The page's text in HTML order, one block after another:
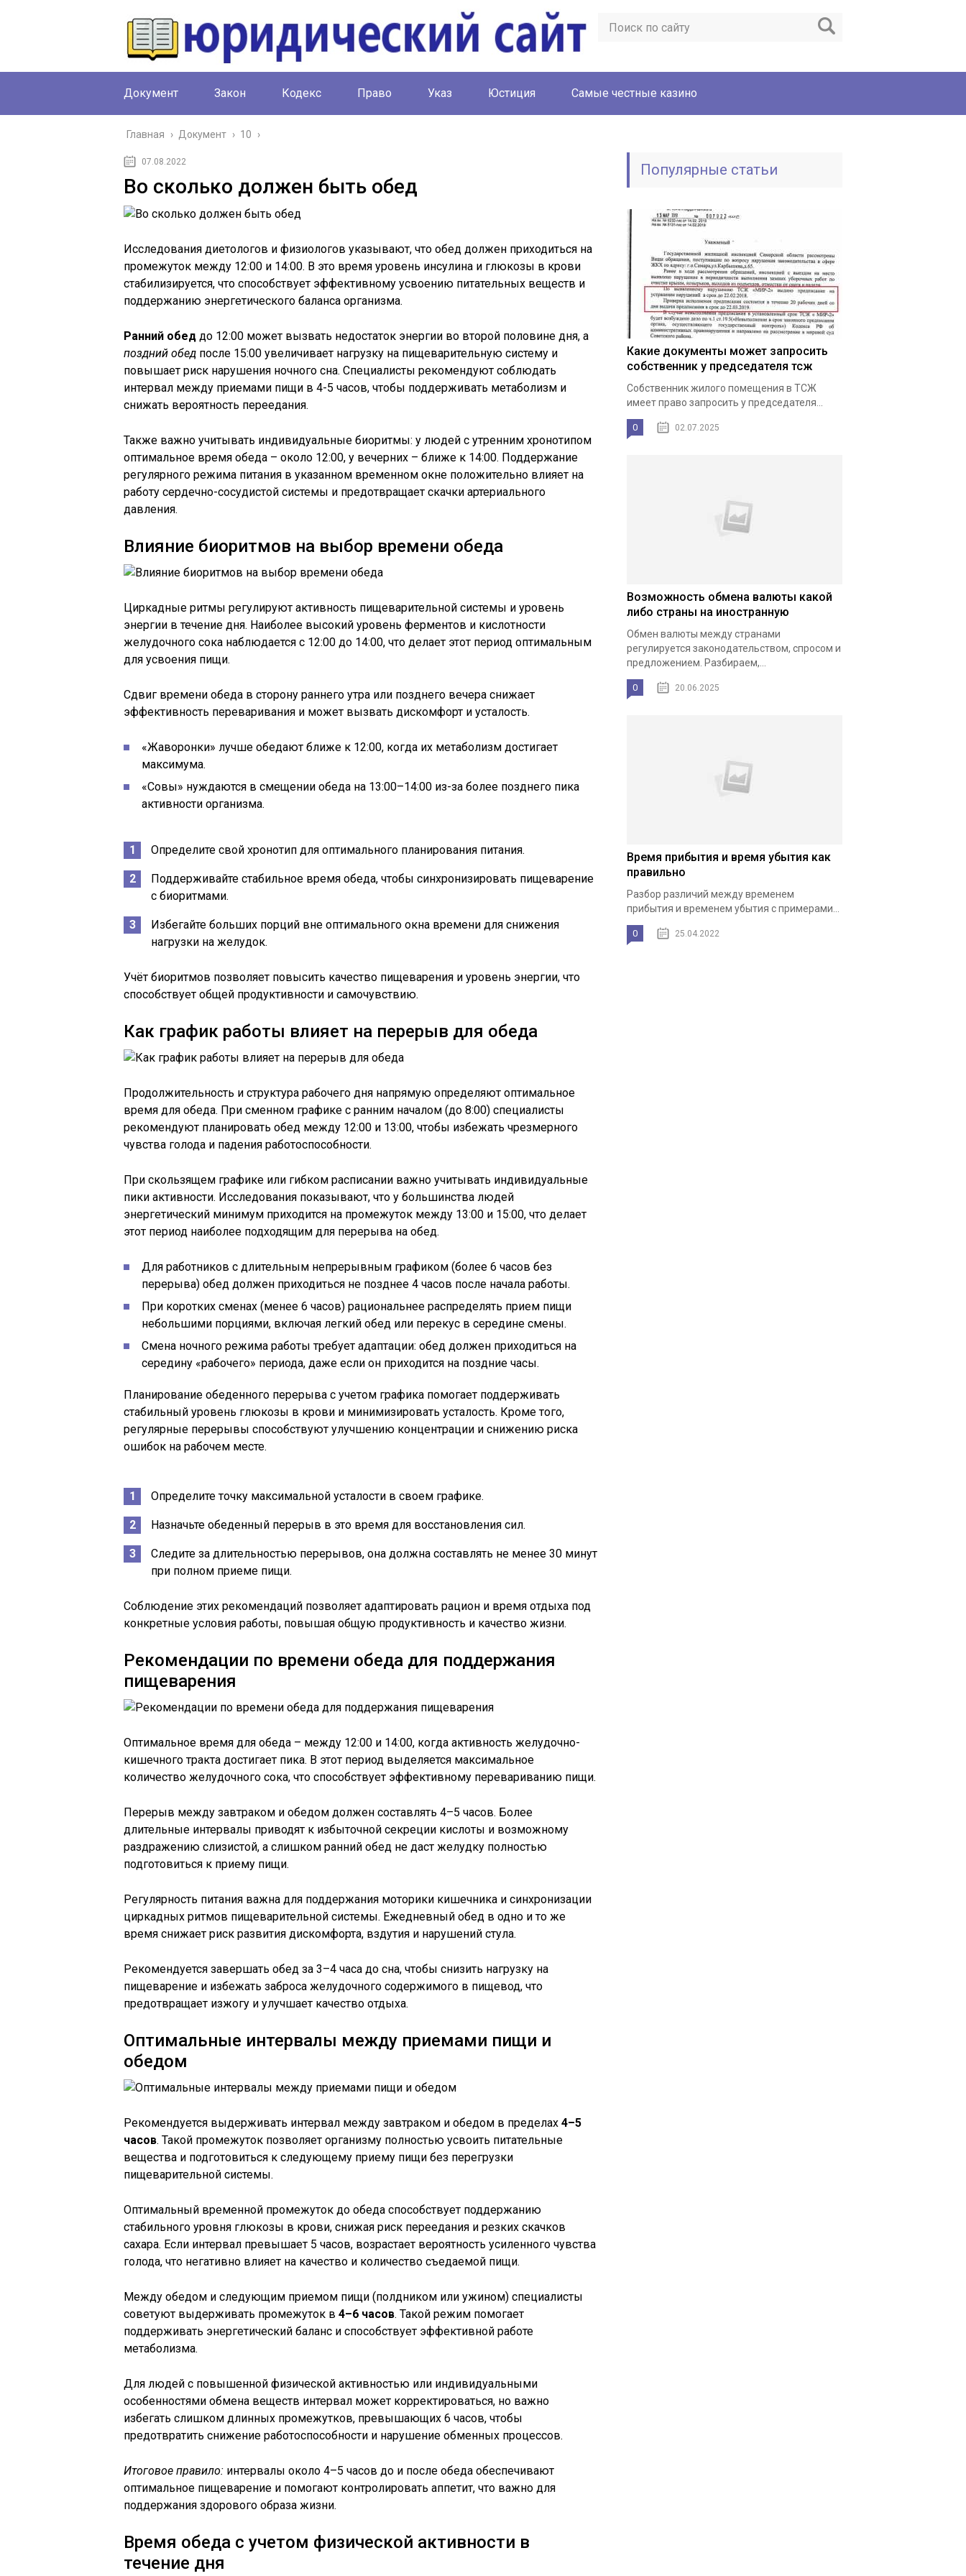
Документ Закон Кодекс Право Указ Юстиция Cамые честные казино
Главная › Документ › 10 ›
07.08.2022
Во сколько должен быть обед
Исследования диетологов и физиологов указывают, что обед должен приходиться на
промежуток между 12:00 и 14:00. В это время уровень инсулина и глюкозы в крови
стабилизируется, что способствует эффективному усвоению питательных веществ и
поддержанию энергетического баланса организма.
Ранний обед до 12:00 может вызвать недостаток энергии во второй половине дня, а
поздний обед после 15:00 увеличивает нагрузку на пищеварительную систему и
повышает риск нарушения ночного сна. Специалисты рекомендуют соблюдать
интервал между приемами пищи в 4-5 часов, чтобы поддерживать метаболизм и
снижать вероятность переедания.
Также важно учитывать индивидуальные биоритмы: у людей с утренним хронотипом
оптимальное время обеда – около 12:00, у вечерних – ближе к 14:00. Поддержание
регулярного режима питания в указанном временном окне положительно влияет на
работу сердечно-сосудистой системы и предотвращает скачки артериального
давления.
Влияние биоритмов на выбор времени обеда
Циркадные ритмы регулируют активность пищеварительной системы и уровень
энергии в течение дня. Наиболее высокий уровень ферментов и кислотности
желудочного сока наблюдается с 12:00 до 14:00, что делает этот период оптимальным
для усвоения пищи.
Сдвиг времени обеда в сторону раннего утра или позднего вечера снижает
эффективность переваривания и может вызвать дискомфорт и усталость.
«Жаворонки» лучше обедают ближе к 12:00, когда их метаболизм достигает
максимума.
«Совы» нуждаются в смещении обеда на 13:00–14:00 из-за более позднего пика
активности организма.
Определите свой хронотип для оптимального планирования питания.
Поддерживайте стабильное время обеда, чтобы синхронизировать пищеварение
с биоритмами.
Избегайте больших порций вне оптимального окна времени для снижения
нагрузки на желудок.
Учёт биоритмов позволяет повысить качество пищеварения и уровень энергии, что
способствует общей продуктивности и самочувствию.
Как график работы влияет на перерыв для обеда
Продолжительность и структура рабочего дня напрямую определяют оптимальное
время для обеда. При сменном графике с ранним началом (до 8:00) специалисты
рекомендуют планировать обед между 12:00 и 13:00, чтобы избежать чрезмерного
чувства голода и падения работоспособности.
При скользящем графике или гибком расписании важно учитывать индивидуальные
пики активности. Исследования показывают, что у большинства людей
энергетический минимум приходится на промежуток между 13:00 и 15:00, что делает
этот период наиболее подходящим для перерыва на обед.
Для работников с длительным непрерывным графиком (более 6 часов без
перерыва) обед должен приходиться не позднее 4 часов после начала работы.
При коротких сменах (менее 6 часов) рациональнее распределять прием пищи
небольшими порциями, включая легкий обед или перекус в середине смены.
Смена ночного режима работы требует адаптации: обед должен приходиться на
середину «рабочего» периода, даже если он приходится на поздние часы.
Планирование обеденного перерыва с учетом графика помогает поддерживать
стабильный уровень глюкозы в крови и минимизировать усталость. Кроме того,
регулярные перерывы способствуют улучшению концентрации и снижению риска
ошибок на рабочем месте.
Определите точку максимальной усталости в своем графике.
Назначьте обеденный перерыв в это время для восстановления сил.
Следите за длительностью перерывов, она должна составлять не менее 30 минут
при полном приеме пищи.
Соблюдение этих рекомендаций позволяет адаптировать рацион и время отдыха под
конкретные условия работы, повышая общую продуктивность и качество жизни.
Рекомендации по времени обеда для поддержания
пищеварения
Оптимальное время для обеда – между 12:00 и 14:00, когда активность желудочно-
кишечного тракта достигает пика. В этот период выделяется максимальное
количество желудочного сока, что способствует эффективному перевариванию пищи.
Перерыв между завтраком и обедом должен составлять 4–5 часов. Более
длительные интервалы приводят к избыточной секреции кислоты и возможному
раздражению слизистой, а слишком ранний обед не даст желудку полностью
подготовиться к приему пищи.
Регулярность питания важна для поддержания моторики кишечника и синхронизации
циркадных ритмов пищеварительной системы. Ежедневный обед в одно и то же
время снижает риск развития дискомфорта, вздутия и нарушений стула.
Рекомендуется завершать обед за 3–4 часа до сна, чтобы снизить нагрузку на
пищеварение и избежать заброса желудочного содержимого в пищевод, что
предотвращает изжогу и улучшает качество отдыха.
Оптимальные интервалы между приемами пищи и
обедом
Рекомендуется выдерживать интервал между завтраком и обедом в пределах 4–5
часов. Такой промежуток позволяет организму полностью усвоить питательные
вещества и подготовиться к следующему приему пищи без перегрузки
пищеварительной системы.
Оптимальный временной промежуток до обеда способствует поддержанию
стабильного уровня глюкозы в крови, снижая риск переедания и резких скачков
сахара. Если интервал превышает 5 часов, возрастает вероятность усиленного чувства
голода, что негативно влияет на качество и количество съедаемой пищи.
Между обедом и следующим приемом пищи (полдником или ужином) специалисты
советуют выдерживать промежуток в 4–6 часов. Такой режим помогает
поддерживать энергетический баланс и способствует эффективной работе
метаболизма.
Для людей с повышенной физической активностью или индивидуальными
особенностями обмена веществ интервал может корректироваться, но важно
избегать слишком длинных промежутков, превышающих 6 часов, чтобы
предотвратить снижение работоспособности и нарушение обменных процессов.
Итоговое правило: интервалы около 4–5 часов до и после обеда обеспечивают
оптимальное пищеварение и помогают контролировать аппетит, что важно для
поддержания здорового образа жизни.
Время обеда с учетом физической активности в
течение дня
Популярные статьи
Какие документы может запросить
собственник у председателя тсж
Собственник жилого помещения в ТСЖ
имеет право запросить у председателя...
0 02.07.2025
Возможность обмена валюты какой
либо страны на иностранную
Обмен валюты между странами
регулируется законодательством, спросом и
предложением. Разбираем,...
0 20.06.2025
Время прибытия и время убытия как
правильно
Разбор различий между временем
прибытия и временем убытия с примерами...
0 25.04.2022